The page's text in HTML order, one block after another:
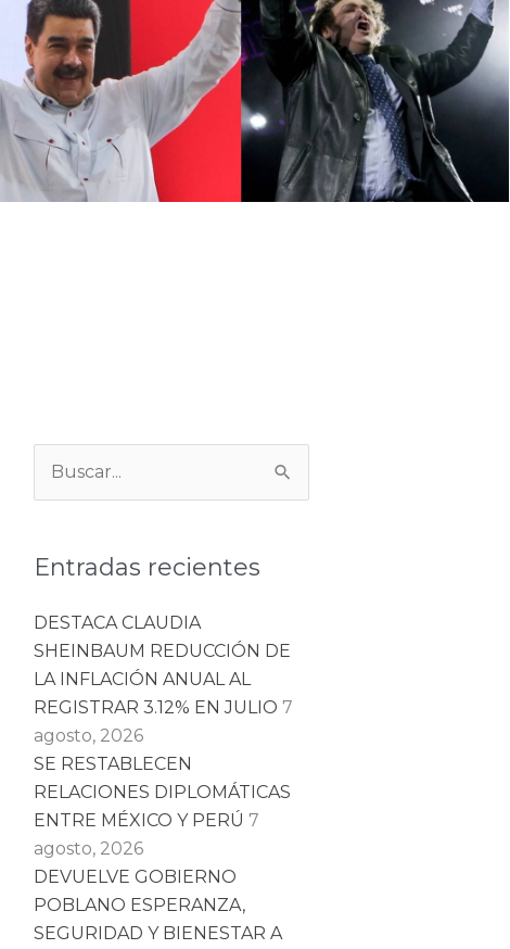
Buscar:
Entradas recientes
DESTACA CLAUDIA
SHEINBAUM REDUCCIÓN DE
LA INFLACIÓN ANUAL AL
REGISTRAR 3.12% EN JULIO 7
agosto, 2026
SE RESTABLECEN
RELACIONES DIPLOMÁTICAS
ENTRE MÉXICO Y PERÚ 7
agosto, 2026
DEVUELVE GOBIERNO
POBLANO ESPERANZA,
SEGURIDAD Y BIENESTAR A